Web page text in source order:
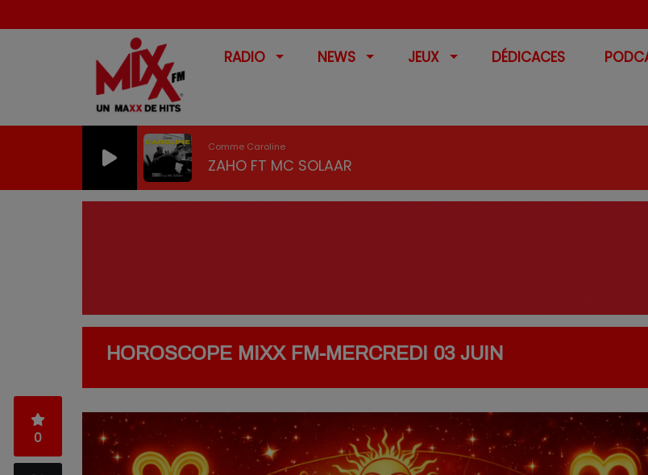
RADIO NEWS JEUX DÉDICACES
Comme Caroline
ZAHO FT MC SOLAAR
HOROSCOPE MIXX FM-MERCREDI 03 JUIN
0